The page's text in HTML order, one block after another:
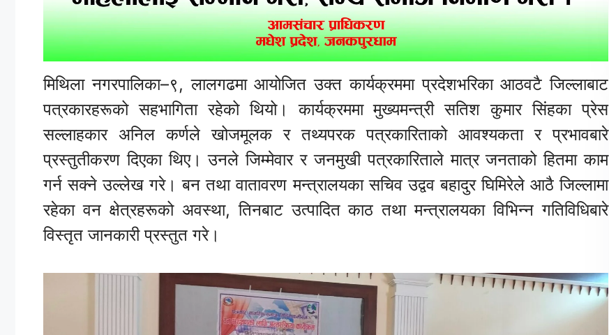
मिथिला नगरपालिका–९, लालगढमा आयोजित उक्त कार्यक्रममा प्रदेशभरिका आठवटै जिल्लाबाट
पत्रकारहरूको सहभागिता रहेको थियो। कार्यक्रममा मुख्यमन्त्री सतिश कुमार सिंहका प्रेस
सल्लाहकार अनिल कर्णले खोजमूलक र तथ्यपरक पत्रकारिताको आवश्यकता र प्रभावबारे
प्रस्तुतीकरण दिएका थिए। उनले जिम्मेवार र जनमुखी पत्रकारिताले मात्र जनताको हितमा काम
गर्न सक्ने उल्लेख गरे। बन तथा वातावरण मन्त्रालयका सचिव उद्वव बहादुर घिमिरेले आठै जिल्लामा
रहेका वन क्षेत्रहरूको अवस्था, तिनबाट उत्पादित काठ तथा मन्त्रालयका विभिन्न गतिविधिबारे
विस्तृत जानकारी प्रस्तुत गरे।